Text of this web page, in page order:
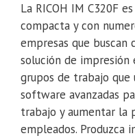
La RICOH IM C320F
compacta y con
empresas que buscan
solución de impresión
grupos de trabajo que
software avanzadas
trabajo y aumentar la
empleados. Produzca